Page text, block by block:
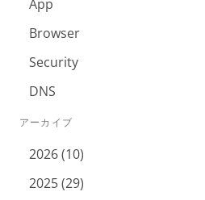
App
Browser
Security
DNS
アーカイブ
2026 (10)
2025 (29)